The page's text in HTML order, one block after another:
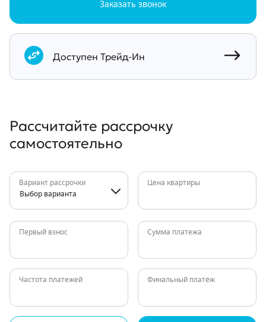
Заказать звонок
Документы
Доступен Трейд-Ин
Рассчитайте рассрочку
самостоятельно
Вариант рассрочки
Выбор варианта
Цена квартиры
Первый взнос Сумма платежа
Частота платежей Финальный платёж